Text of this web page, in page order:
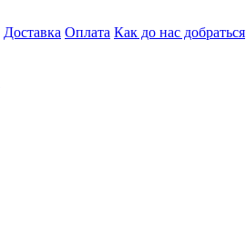
Доставка Оплата Как до нас добраться